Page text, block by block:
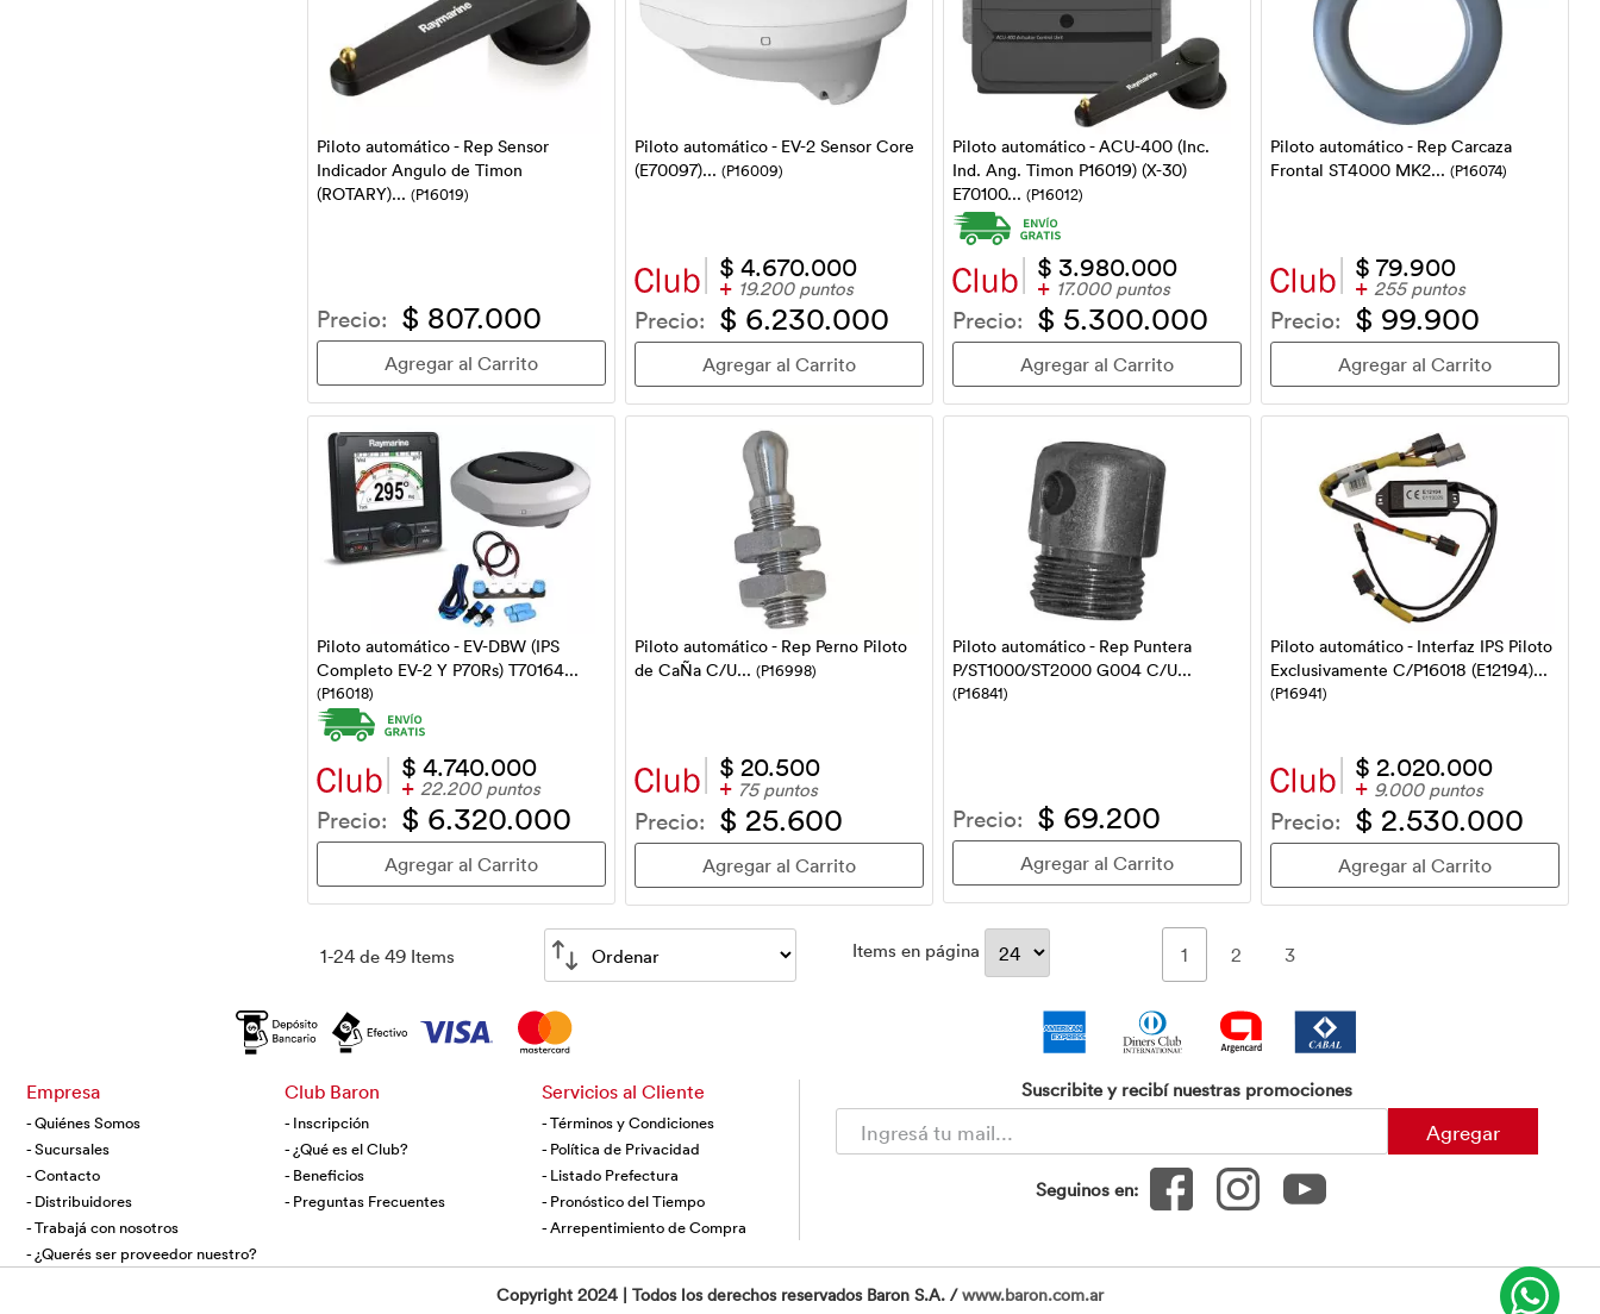
Piloto automático - Rep Sensor
Indicador Angulo de Timon
(ROTARY)... (P16019)
Precio: $ 807.000
Piloto automático - EV-2 Sensor Core
(E70097)... (P16009)
$ 4.670.000
+ 19.200 puntos
Precio: $ 6.230.000
Piloto automático - ACU-400 (Inc.
Ind. Ang. Timon P16019) (X-30)
E70100... (P16012)
$ 3.980.000
+ 17.000 puntos
Precio: $ 5.300.000
Piloto automático - Rep Carcaza
Frontal ST4000 MK2... (P16074)
$ 79.900
+ 255 puntos
Precio: $ 99.900
Piloto automático - EV-DBW (IPS
Completo EV-2 Y P70Rs) T70164...
(P16018)
$ 4.740.000
+ 22.200 puntos
Precio: $ 6.320.000
Piloto automático - Rep Perno Piloto
de CaÑa C/U... (P16998)
$ 20.500
+ 75 puntos
Precio: $ 25.600
Piloto automático - Rep Puntera
P/ST1000/ST2000 G004 C/U...
(P16841)
Precio: $ 69.200
Piloto automático - Interfaz IPS Piloto
Exclusivamente C/P16018 (E12194)...
(P16941)
$ 2.020.000
+ 9.000 puntos
Precio: $ 2.530.000
1-24 de 49 Items Items en página 1 2 3
Empresa
- Quiénes Somos
- Sucursales
- Contacto
- Distribuidores
- Trabajá con nosotros
- ¿Querés ser proveedor nuestro?
Club Baron
- Inscripción
- ¿Qué es el Club?
- Beneficios
- Preguntas Frecuentes
Servicios al Cliente
- Términos y Condiciones
- Política de Privacidad
- Listado Prefectura
- Pronóstico del Tiempo
- Arrepentimiento de Compra
Suscribite y recibí nuestras promociones
Agregar
Seguinos en:
Copyright 2024 | Todos los derechos reservados Baron S.A. /www.baron.com.ar